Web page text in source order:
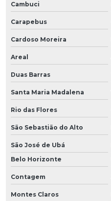
Cambuci
Carapebus
Cardoso Moreira
Areal
Duas Barras
Santa Maria Madalena
Rio das Flores
São Sebastião do Alto
São José de Ubá
Belo Horizonte
Contagem
Montes Claros